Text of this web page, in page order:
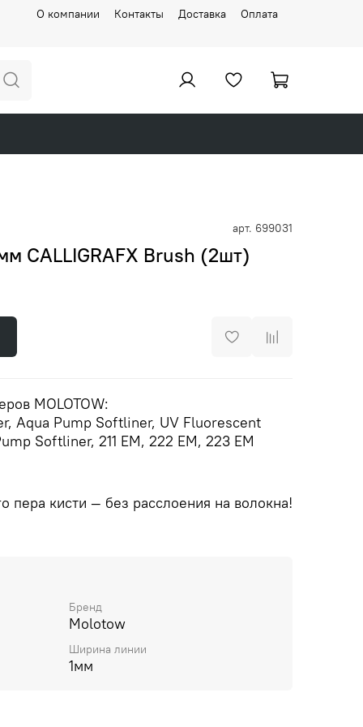
О компании Контакты Доставка Оплата
арт. 699031
CALLIGRAFX Brush (2шт)
MOLOTOW:
Aqua Pump Softliner, UV Fluorescent
Softliner, 211 EM, 222 EM, 223 EM
пера кисти — без расслоения на волокна!
Бренд
Molotow
Ширина линии
1мм